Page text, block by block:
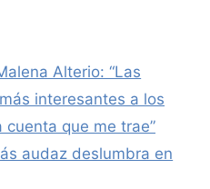
Alterio: “Las
interesantes a los
que me trae”
audaz deslumbra en